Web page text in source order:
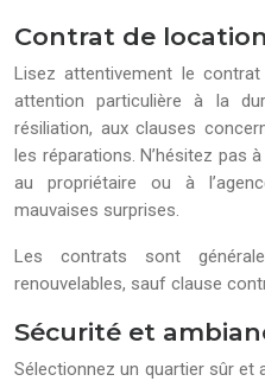
Contrat de location
Lisez attentivement le
attention particulière à la
résiliation, aux clauses
les réparations. N’hésitez pas
au propriétaire ou à
mauvaises surprises.
Les contrats sont
renouvelables, sauf clause
Sécurité et
Sélectionnez un quartier sûr et